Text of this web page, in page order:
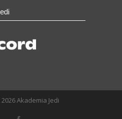
Akademia Jedi